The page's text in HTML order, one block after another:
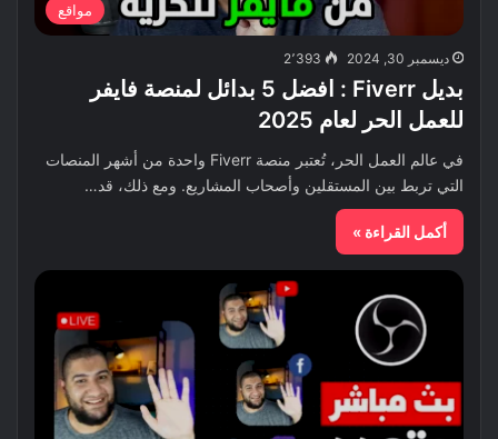
مواقع
ديسمبر 30, 2024 2٬393
بديل Fiverr : افضل 5 بدائل لمنصة فايفر
للعمل الحر لعام 2025
في عالم العمل الحر، تُعتبر منصة Fiverr واحدة من أشهر المنصات
التي تربط بين المستقلين وأصحاب المشاريع. ومع ذلك، قد…
أكمل القراءة »